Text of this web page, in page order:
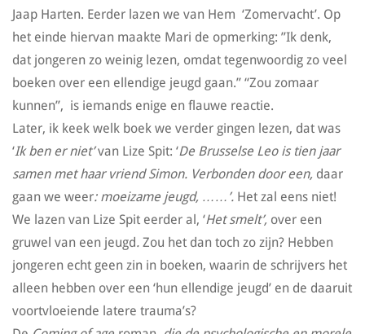
Jaap Harten. Eerder lazen we van Hem ‘Zomervacht’. Op
het einde hiervan maakte Mari de opmerking: ”Ik denk,
dat jongeren zo weinig lezen, omdat tegenwoordig zo veel
boeken over een ellendige jeugd gaan.” “Zou zomaar
kunnen”, is iemands enige en flauwe reactie.
Later, ik keek welk boek we verder gingen lezen, dat was
‘Ik ben er niet’van Lize Spit: ‘De Brusselse Leo is tien jaar
samen met haar vriend Simon. Verbonden door een, daar
gaan we weer: moeizame jeugd, ……’. Het zal eens niet!
We lazen van Lize Spit eerder al, ‘Het smelt’, over een
gruwel van een jeugd. Zou het dan toch zo zijn? Hebben
jongeren echt geen zin in boeken, waarin de schrijvers het
alleen hebben over een ‘hun ellendige jeugd’ en de daaruit
voortvloeiende latere trauma’s?